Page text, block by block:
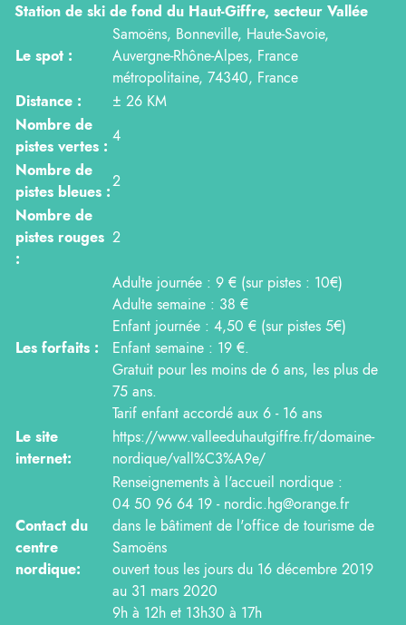
Station de ski de fond du Haut-Giffre, secteur Vallée
Le spot :
Samoëns, Bonneville, Haute-Savoie,
Auvergne-Rhône-Alpes, France
métropolitaine, 74340, France
Distance :
± 26 KM
Nombre de
pistes vertes :
4
Nombre de
pistes bleues :
2
Nombre de
pistes rouges
:
2
Les forfaits :
Adulte journée : 9 € (sur pistes : 10€)
Adulte semaine : 38 €
Enfant journée : 4,50 € (sur pistes 5€)
Enfant semaine : 19 €.
Gratuit pour les moins de 6 ans, les plus de
75 ans.
Tarif enfant accordé aux 6 - 16 ans
Le site
internet:
https://www.valleeduhautgiffre.fr/domaine-
nordique/vall%C3%A9e/
Contact du
centre
nordique:
Renseignements à l'accueil nordique :
04 50 96 64 19 - nordic.hg@orange.fr
dans le bâtiment de l'office de tourisme de
Samoëns
ouvert tous les jours du 16 décembre 2019
au 31 mars 2020
9h à 12h et 13h30 à 17h